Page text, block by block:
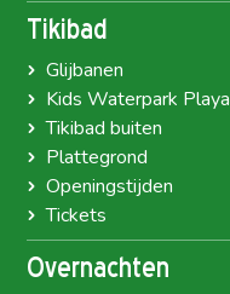
Tikibad
Glijbanen
Kids Waterpark Playa
Tikibad buiten
Plattegrond
Openingstijden
Tickets
Overnachten